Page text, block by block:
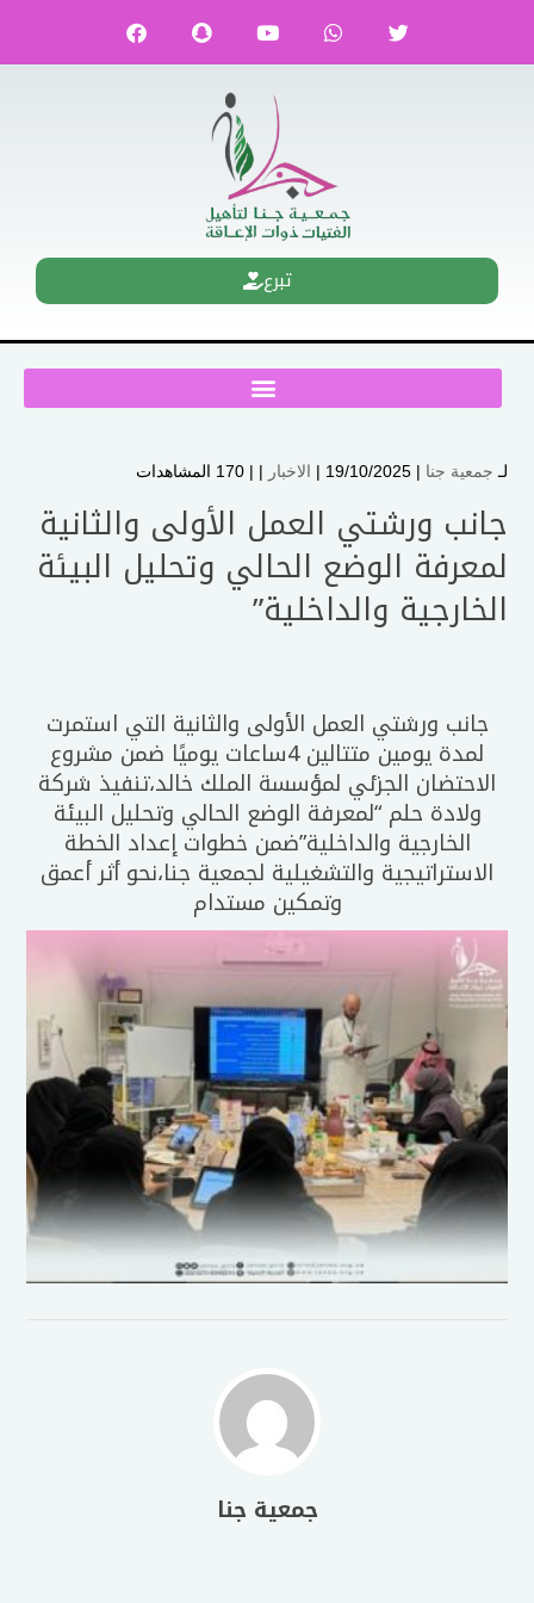
تبرع
لـ جمعية جنا | 19/10/2025 | الاخبار | | 170 المشاهدات
جانب ورشتي العمل الأولى والثانية
لمعرفة الوضع الحالي وتحليل البيئة
الخارجية والداخلية”
جانب ورشتي العمل الأولى والثانية التي استمرت
لمدة يومين متتالين 4ساعات يوميًا ضمن مشروع
الاحتضان الجزئي لمؤسسة الملك خالد،تنفيذ شركة
ولادة حلم “لمعرفة الوضع الحالي وتحليل البيئة
الخارجية والداخلية”ضمن خطوات إعداد الخطة
الاستراتيجية والتشغيلية لجمعية جنا،نحو أثر أعمق
وتمكين مستدام
جمعية جنا